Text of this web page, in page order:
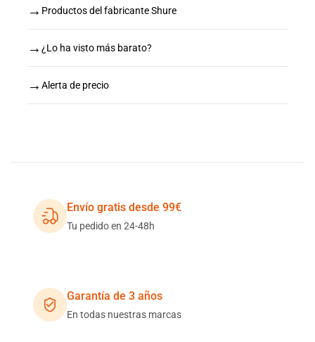
→ Productos del fabricante Shure
→ ¿Lo ha visto más barato?
→ Alerta de precio
Envío gratis desde 99€
Tu pedido en 24-48h
Garantía de 3 años
En todas nuestras marcas